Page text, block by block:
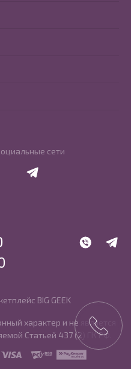
сети
WhatsApp
BIG GEEK
характер и не является
Статьей 437 (2) ГК РФ.
Visa PCI DSS PayKeeper